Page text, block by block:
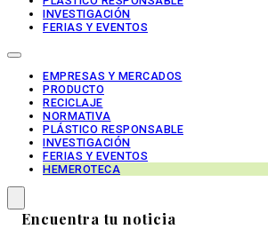
INVESTIGACIÓN
FERIAS Y EVENTOS
EMPRESAS Y MERCADOS
PRODUCTO
RECICLAJE
NORMATIVA
PLÁSTICO RESPONSABLE
INVESTIGACIÓN
FERIAS Y EVENTOS
HEMEROTECA
Encuentra tu noticia